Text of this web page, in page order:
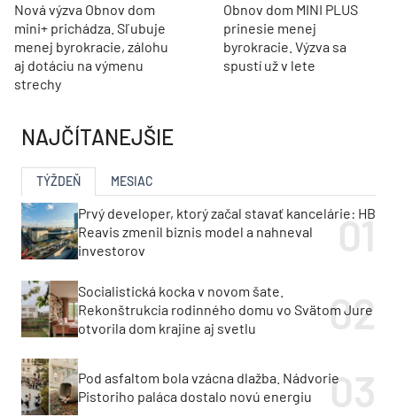
Nová výzva Obnov dom
mini+ prichádza. Sľubuje
menej byrokracie, zálohu
aj dotáciu na výmenu
strechy
Obnov dom MINI PLUS
prinesie menej
byrokracie. Výzva sa
spustí už v lete
NAJČÍTANEJŠIE
TÝŽDEŇ MESIAC
Prvý developer, ktorý začal stavať kancelárie: HB
Reavis zmenil biznis model a nahneval
investorov
Socialistická kocka v novom šate.
Rekonštrukcia rodinného domu vo Svätom Jure
otvorila dom krajine aj svetlu
Pod asfaltom bola vzácna dlažba. Nádvorie
Pistoriho paláca dostalo novú energiu